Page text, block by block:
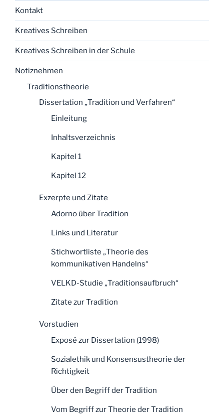
Kontakt
Kreatives Schreiben
Kreatives Schreiben in der Schule
Notiznehmen
Traditionstheorie
Dissertation „Tradition und Verfahren“
Einleitung
Inhaltsverzeichnis
Kapitel 1
Kapitel 12
Exzerpte und Zitate
Adorno über Tradition
Links und Literatur
Stichwortliste „Theorie des
kommunikativen Handelns“
VELKD-Studie „Traditionsaufbruch“
Zitate zur Tradition
Vorstudien
Exposé zur Dissertation (1998)
Sozialethik und Konsensustheorie der
Richtigkeit
Über den Begriff der Tradition
Vom Begriff zur Theorie der Tradition